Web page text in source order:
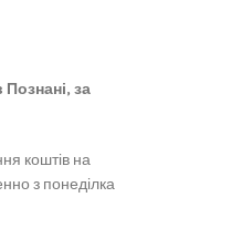
Познані, за
коштів на
з понеділка